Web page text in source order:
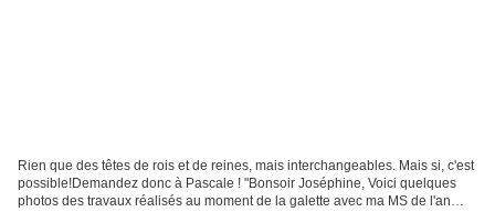
Rien que des têtes de rois et de reines, mais interchangeables. Mais si, c'est
possible!Demandez donc à Pascale ! "Bonsoir Joséphine, Voici quelques
photos des travaux réalisés au moment de la galette avec ma MS de l'an